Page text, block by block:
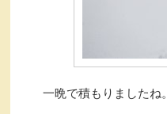
一晩で積もりましたね。